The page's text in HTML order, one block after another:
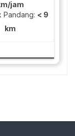
jam
< 9
km